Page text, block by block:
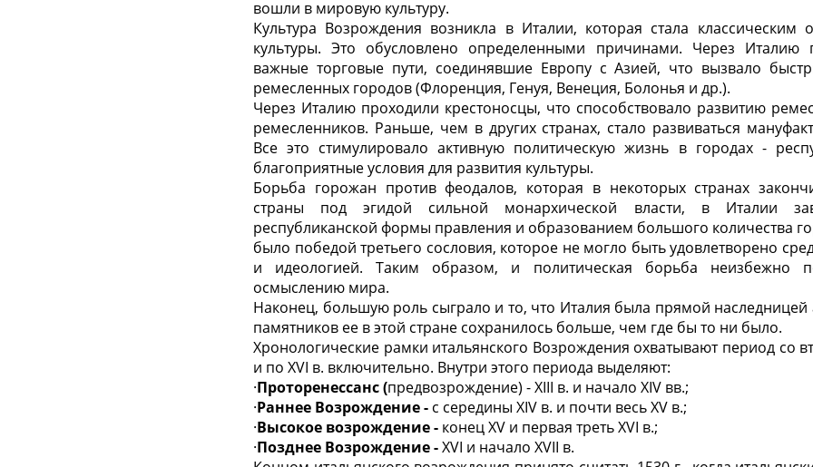
вошли в мировую культуру.
Культура Возрождения возникла в Италии, которая стала классическим
культуры. Это обусловлено определенными причинами. Через Италию
важные торговые пути, соединявшие Европу с Азией, что вызвало
ремесленных городов (Флоренция, Генуя, Венеция, Болонья и др.).
Через Италию проходили крестоносцы, что способствовало развитию
ремесленников. Раньше, чем в других странах, стало развиваться
Все это стимулировало активную политическую жизнь в городах -
благоприятные условия для развития культуры.
Борьба горожан против феодалов, которая в некоторых странах
страны под эгидой сильной монархической власти, в Италии
республиканской формы правления и образованием большого количества
было победой третьего сословия, которое не могло быть удовлетворено
и идеологией. Таким образом, и политическая борьба неизбежно
осмыслению мира.
Наконец, большую роль сыграло и то, что Италия была прямой наследницей
памятников ее в этой стране сохранилось больше, чем где бы то ни было.
Хронологические рамки итальянского Возрождения охватывают период со
и по XVI в. включительно. Внутри этого периода выделяют:
·Проторенессанс (предвозрождение) - XIII в. и начало XIV вв.;
·Раннее Возрождение - с середины XIV в. и почти весь XV в.;
·Высокое возрождение - конец XV и первая треть XVI в.;
·Позднее Возрождение -XVI и начало XVII в.